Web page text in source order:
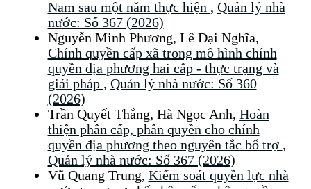
Nam sau một năm thực hiện , Quản lý nhà
nước: Số 367 (2026)
Nguyễn Minh Phương, Lê Đại Nghĩa,
Chính quyền cấp xã trong mô hình chính
quyền địa phương hai cấp - thực trạng và
giải pháp , Quản lý nhà nước: Số 360
(2026)
Trần Quyết Thắng, Hà Ngọc Anh, Hoàn
thiện phân cấp, phân quyền cho chính
quyền địa phương theo nguyên tắc bổ trợ ,
Quản lý nhà nước: Số 367 (2026)
Vũ Quang Trung, Kiểm soát quyền lực nhà